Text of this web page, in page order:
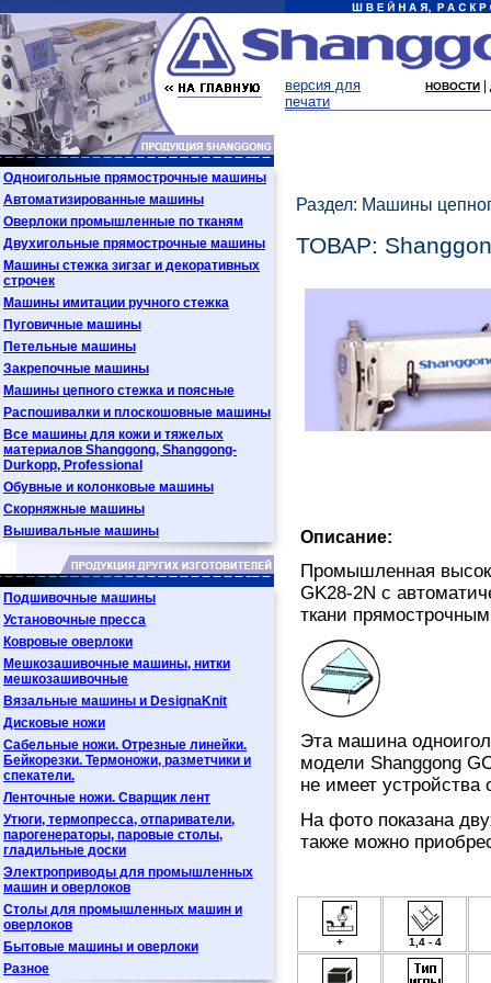
версия для
печати
НОВОСТИ
Одноигольные прямострочные машины
Автоматизированные машины
Оверлоки промышленные по тканям
Двухигольные прямострочные машины
Машины стежка зигзаг и декоративных
строчек
Машины имитации ручного стежка
Пуговичные машины
Петельные машины
Закрепочные машины
Машины цепного стежка и поясные
Распошивалки и плоскошовные машины
Все машины для кожи и тяжелых
материалов Shanggong, Shanggong-
Durkopp, Professional
Обувные и колонковые машины
Скорняжные машины
Вышивальные машины
Подшивочные машины
Установочные пресса
Ковровые оверлоки
Мешкозашивочные машины, нитки
мешкозашивочные
Вязальные машины и DesignaKnit
Дисковые ножи
Сабельные ножи. Отрезные линейки.
Бейкорезки. Термоножи, разметчики и
спекатели.
Ленточные ножи. Сварщик лент
Утюги, термопресса, отпариватели,
парогенераторы, паровые столы,
гладильные доски
Электроприводы для промышленных
машин и оверлоков
Столы для промышленных машин и
оверлоков
Бытовые машины и оверлоки
Разное
Раздел: Машины
ТОВАР:
Описание:
Промышленная
GK28-2N с
ткани
Эта машина
модели Shanggong
не имеет устройства
На фото показана
также можно
+ 1,4 - 4